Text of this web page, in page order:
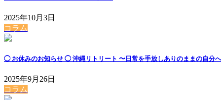
2025年10月3日
コラム
◯ お休みのお知らせ ◯ 沖縄リトリート 〜日常を手放しありのままの自分
2025年9月26日
コラム